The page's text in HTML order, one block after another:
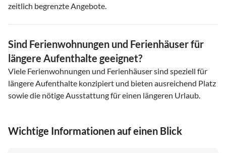
zeitlich begrenzte Angebote.
Sind Ferienwohnungen und Ferienhäuser für
längere Aufenthalte geeignet?
Viele Ferienwohnungen und Ferienhäuser sind speziell für
längere Aufenthalte konzipiert und bieten ausreichend Platz
sowie die nötige Ausstattung für einen längeren Urlaub.
Wichtige Informationen auf einen Blick